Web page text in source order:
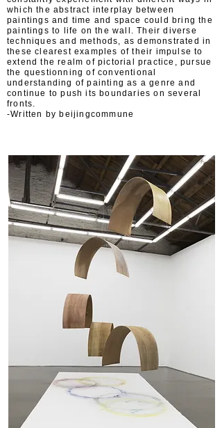
which the abstract interplay between
paintings and time and space could bring the
paintings to life on the wall. Their diverse
techniques and methods, as demonstrated in
these clearest examples of their impulse to
extend the realm of pictorial practice, pursue
the questionning of conventional
understanding of painting as a genre and
continue to push its boundaries on several
fronts.
-Written by beijingcommune